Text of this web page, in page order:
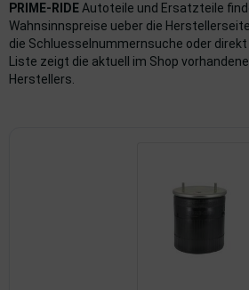
PRIME-RIDE Autoteile und Ersatzteile
Wahnsinnspreise ueber die
die Schluesselnummernsuche oder
Liste zeigt die aktuell im Shop
Herstellers.